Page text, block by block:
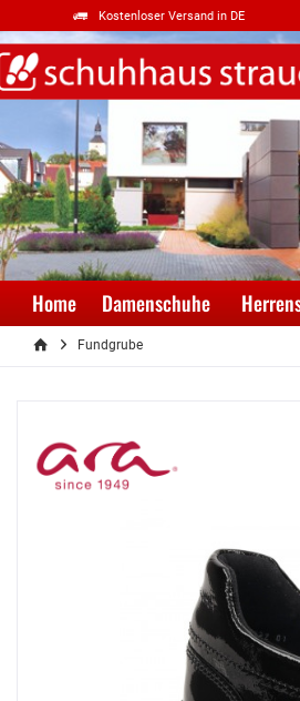
Kostenloser Versand in DE
Home Damenschuhe
Fundgrube